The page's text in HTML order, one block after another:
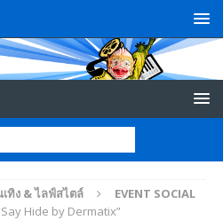
ทิง & ไลฟ์สไตล์
EVENT SOCIAL
Hide by Dermatix”